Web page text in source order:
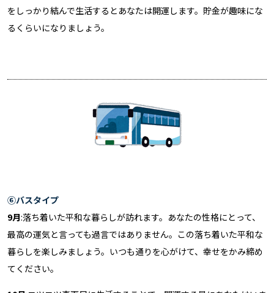
をしっかり結んで生活するとあなたは開運します。貯金が趣味にな
るくらいになりましょう。
⑥バスタイプ
9月:落ち着いた平和な暮らしが訪れます。あなたの性格にとって、
最高の運気と言っても過言ではありません。この落ち着いた平和な
暮らしを楽しみましょう。いつも通りを心がけて、幸せをかみ締め
てください。